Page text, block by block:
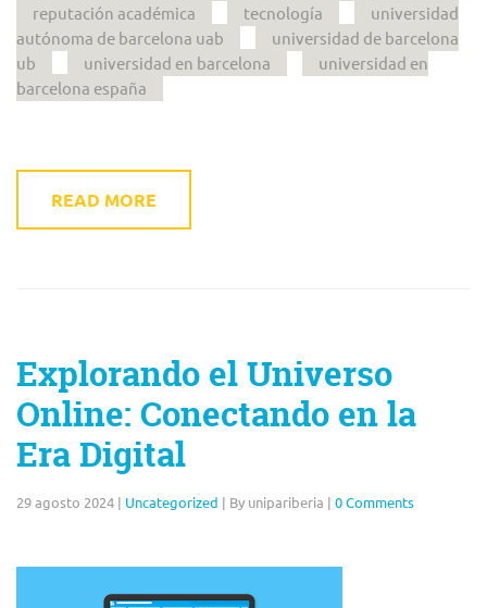
reputación académica
tecnología
universidad
autónoma de barcelona uab
universidad de barcelona
ub
universidad en barcelona
universidad en
barcelona españa
READ MORE
Explorando el Universo
Online: Conectando en la
Era Digital
29 agosto 2024 | Uncategorized | By unipariberia | 0 Comments